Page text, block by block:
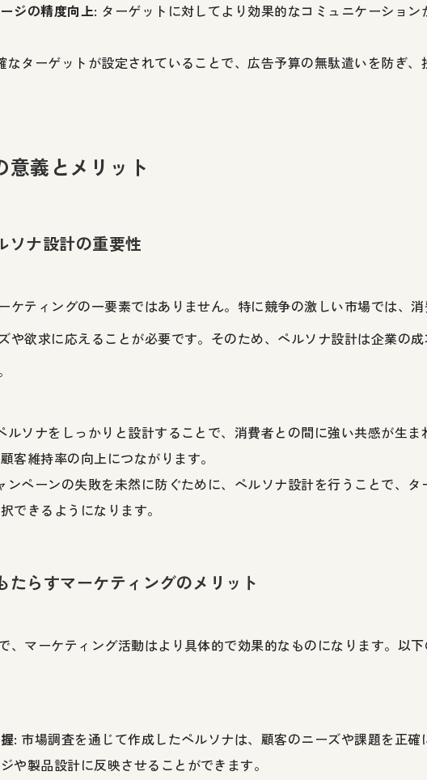
ジの精度向上: ターゲットに対してより効果的なコミュニケーション
なターゲットが設定されていることで、広告予算の無駄遣いを防ぎ、
意義とメリット
ソナ設計の重要性
ケティングの一要素ではありません。特に競争の激しい市場では、
や欲求に応えることが必要です。そのため、ペルソナ設計は企業の
ルソナをしっかりと設計することで、消費者との間に強い共感が生ま
客維持率の向上につながります。
ンペーンの失敗を未然に防ぐために、ペルソナ設計を行うことで、タ
できるようになります。
たらすマーケティングのメリット
、マーケティング活動はより具体的で効果的なものになります。以
: 市場調査を通じて作成したペルソナは、顧客のニーズや課題を正確
や製品設計に反映させることができます。